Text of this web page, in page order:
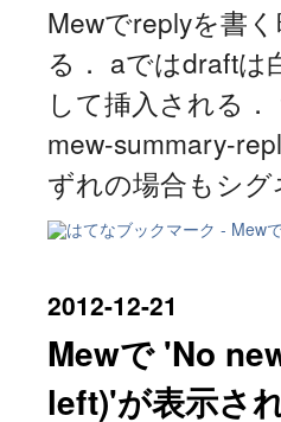
Mewでreplyを書
る． aではdraftは
して挿入される
mew-summary-
ずれの場合もシ
2012-12-21
Mewで 'No
left)'が表示さ